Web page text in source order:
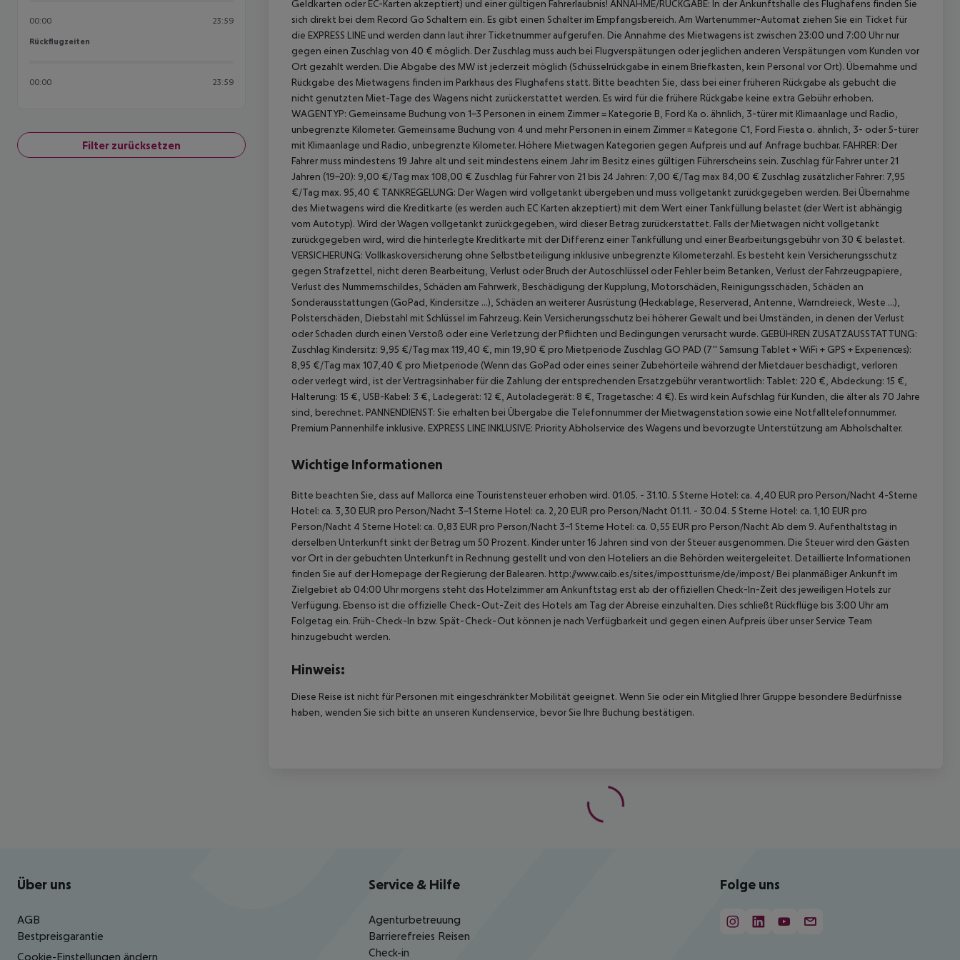
00:00 23:59
Rückflugzeiten
Rückflugzeiten
00:00 23:59
Filter zurücksetzen
Geldkarten oder EC-Karten akzeptiert) und einer gültigen Fahrerlaubnis! ANNAHME/RÜCKGABE: In der Ankunftshalle des Flughafens finden Sie
sich direkt bei dem Record Go Schaltern ein. Es gibt einen Schalter im Empfangsbereich. Am Wartenummer-Automat ziehen Sie ein Ticket für
die EXPRESS LINE und werden dann laut ihrer Ticketnummer aufgerufen. Die Annahme des Mietwagens ist zwischen 23:00 und 7:00 Uhr nur
gegen einen Zuschlag von 40 € möglich. Der Zuschlag muss auch bei Flugverspätungen oder jeglichen anderen Verspätungen vom Kunden vor
Ort gezahlt werden. Die Abgabe des MW ist jederzeit möglich (Schüsselrückgabe in einem Briefkasten, kein Personal vor Ort). Übernahme und
Rückgabe des Mietwagens finden im Parkhaus des Flughafens statt. Bitte beachten Sie, dass bei einer früheren Rückgabe als gebucht die
nicht genutzten Miet-Tage des Wagens nicht zurückerstattet werden. Es wird für die frühere Rückgabe keine extra Gebühr erhoben.
WAGENTYP: Gemeinsame Buchung von 1-3 Personen in einem Zimmer = Kategorie B, Ford Ka o. ähnlich, 3-türer mit Klimaanlage und Radio,
unbegrenzte Kilometer. Gemeinsame Buchung von 4 und mehr Personen in einem Zimmer = Kategorie C1, Ford Fiesta o. ähnlich, 3- oder 5-türer
mit Klimaanlage und Radio, unbegrenzte Kilometer. Höhere Mietwagen Kategorien gegen Aufpreis und auf Anfrage buchbar. FAHRER: Der
Fahrer muss mindestens 19 Jahre alt und seit mindestens einem Jahr im Besitz eines gültigen Führerscheins sein. Zuschlag für Fahrer unter 21
Jahren (19-20): 9,00 €/Tag max 108,00 € Zuschlag für Fahrer von 21 bis 24 Jahren: 7,00 €/Tag max 84,00 € Zuschlag zusätzlicher Fahrer: 7,95
€/Tag max. 95,40 € TANKREGELUNG: Der Wagen wird vollgetankt übergeben und muss vollgetankt zurückgegeben werden. Bei Übernahme
des Mietwagens wird die Kreditkarte (es werden auch EC Karten akzeptiert) mit dem Wert einer Tankfüllung belastet (der Wert ist abhängig
vom Autotyp). Wird der Wagen vollgetankt zurückgegeben, wird dieser Betrag zurückerstattet. Falls der Mietwagen nicht vollgetankt
zurückgegeben wird, wird die hinterlegte Kreditkarte mit der Differenz einer Tankfüllung und einer Bearbeitungsgebühr von 30 € belastet.
VERSICHERUNG: Vollkaskoversicherung ohne Selbstbeteiligung inklusive unbegrenzte Kilometerzahl. Es besteht kein Versicherungsschutz
gegen Strafzettel, nicht deren Bearbeitung, Verlust oder Bruch der Autoschlüssel oder Fehler beim Betanken, Verlust der Fahrzeugpapiere,
Verlust des Nummernschildes, Schäden am Fahrwerk, Beschädigung der Kupplung, Motorschäden, Reinigungsschäden, Schäden an
Sonderausstattungen (GoPad, Kindersitze ...), Schäden an weiterer Ausrüstung (Heckablage, Reserverad, Antenne, Warndreieck, Weste ...),
Polsterschäden, Diebstahl mit Schlüssel im Fahrzeug. Kein Versicherungsschutz bei höherer Gewalt und bei Umständen, in denen der Verlust
oder Schaden durch einen Verstoß oder eine Verletzung der Pflichten und Bedingungen verursacht wurde. GEBÜHREN ZUSATZAUSSTATTUNG:
Zuschlag Kindersitz: 9,95 €/Tag max 119,40 €, min 19,90 € pro Mietperiode Zuschlag GO PAD (7'' Samsung Tablet + WiFi + GPS + Experiences):
8,95 €/Tag max 107,40 € pro Mietperiode (Wenn das GoPad oder eines seiner Zubehörteile während der Mietdauer beschädigt, verloren
oder verlegt wird, ist der Vertragsinhaber für die Zahlung der entsprechenden Ersatzgebühr verantwortlich: Tablet: 220 €, Abdeckung: 15 €,
Halterung: 15 €, USB-Kabel: 3 €, Ladegerät: 12 €, Autoladegerät: 8 €, Tragetasche: 4 €). Es wird kein Aufschlag für Kunden, die älter als 70 Jahre
sind, berechnet. PANNENDIENST: Sie erhalten bei Übergabe die Telefonnummer der Mietwagenstation sowie eine Notfalltelefonnummer.
Premium Pannenhilfe inklusive. EXPRESS LINE INKLUSIVE: Priority Abholservice des Wagens und bevorzugte Unterstützung am Abholschalter.
Wichtige Informationen
Bitte beachten Sie, dass auf Mallorca eine Touristensteuer erhoben wird. 01.05. - 31.10. 5 Sterne Hotel: ca. 4,40 EUR pro Person/Nacht 4-Sterne
Hotel: ca. 3,30 EUR pro Person/Nacht 3-1 Sterne Hotel: ca. 2,20 EUR pro Person/Nacht 01.11. - 30.04. 5 Sterne Hotel: ca. 1,10 EUR pro
Person/Nacht 4 Sterne Hotel: ca. 0,83 EUR pro Person/Nacht 3-1 Sterne Hotel: ca. 0,55 EUR pro Person/Nacht Ab dem 9. Aufenthaltstag in
derselben Unterkunft sinkt der Betrag um 50 Prozent. Kinder unter 16 Jahren sind von der Steuer ausgenommen. Die Steuer wird den Gästen
vor Ort in der gebuchten Unterkunft in Rechnung gestellt und von den Hoteliers an die Behörden weitergeleitet. Detaillierte Informationen
finden Sie auf der Homepage der Regierung der Balearen. http://www.caib.es/sites/impostturisme/de/impost/ Bei planmäßiger Ankunft im
Zielgebiet ab 04:00 Uhr morgens steht das Hotelzimmer am Ankunftstag erst ab der offiziellen Check-In-Zeit des jeweiligen Hotels zur
Verfügung. Ebenso ist die offizielle Check-Out-Zeit des Hotels am Tag der Abreise einzuhalten. Dies schließt Rückflüge bis 3:00 Uhr am
Folgetag ein. Früh-Check-In bzw. Spät-Check-Out können je nach Verfügbarkeit und gegen einen Aufpreis über unser Service Team
hinzugebucht werden.
Hinweis:
Diese Reise ist nicht für Personen mit eingeschränkter Mobilität geeignet. Wenn Sie oder ein Mitglied Ihrer Gruppe besondere Bedürfnisse
haben, wenden Sie sich bitte an unseren Kundenservice, bevor Sie Ihre Buchung bestätigen.
Footer navigation
Über uns
AGB
Bestpreisgarantie
Cookie-Einstellungen ändern
Service & Hilfe
Agenturbetreuung
Barrierefreies Reisen
Check-in
Folge uns